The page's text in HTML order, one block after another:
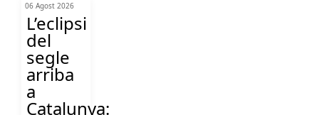
06 Agost 2026
L’eclipsi
del
segle
arriba
a
Catalunya: